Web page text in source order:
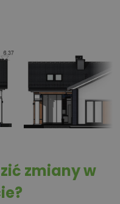
zmiany w